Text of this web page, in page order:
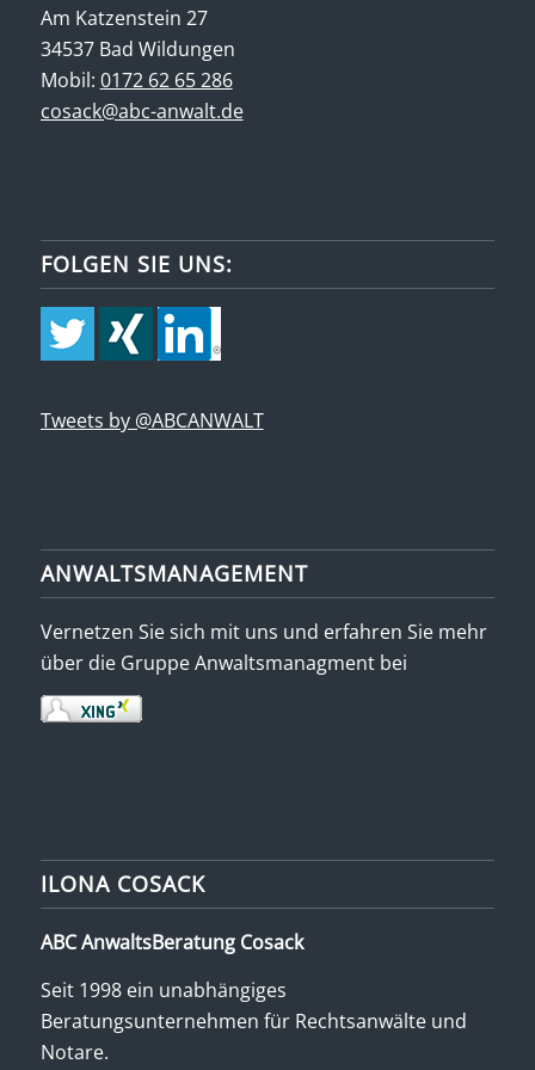
Am Katzenstein 27
34537 Bad Wildungen
Mobil: 0172 62 65 286
cosack@abc-anwalt.de
FOLGEN SIE UNS:
Tweets by @ABCANWALT
ANWALTSMANAGEMENT
Vernetzen Sie sich mit uns und erfahren Sie mehr
über die Gruppe Anwaltsmanagment bei
ILONA COSACK
ABC AnwaltsBeratung Cosack
Seit 1998 ein unabhängiges
Beratungsunternehmen für Rechtsanwälte und
Notare.